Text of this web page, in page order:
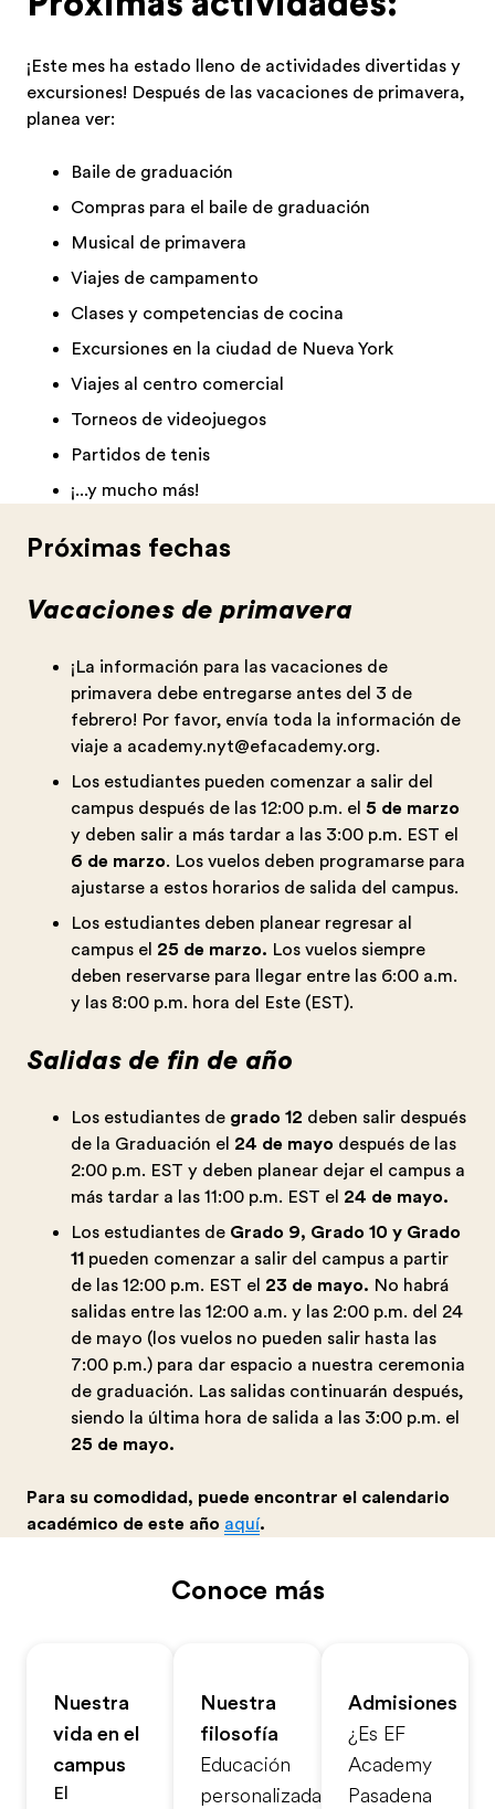
¡Este mes ha estado lleno de actividades divertidas y
excursiones! Después de las vacaciones de primavera,
planea ver:
Baile de graduación
Compras para el baile de graduación
Musical de primavera
Viajes de campamento
Clases y competencias de cocina
Excursiones en la ciudad de Nueva York
Viajes al centro comercial
Torneos de videojuegos
Partidos de tenis
¡...y mucho más!
Próximas fechas
Vacaciones de primavera
¡La información para las vacaciones de
primavera debe entregarse antes del 3 de
febrero! Por favor, envía toda la información de
viaje a academy.nyt@efacademy.org.
Los estudiantes pueden comenzar a salir del
campus después de las 12:00 p.m. el 5 de marzo
y deben salir a más tardar a las 3:00 p.m. EST el
6 de marzo. Los vuelos deben programarse para
ajustarse a estos horarios de salida del campus.
Los estudiantes deben planear regresar al
campus el 25 de marzo. Los vuelos siempre
deben reservarse para llegar entre las 6:00 a.m.
y las 8:00 p.m. hora del Este (EST).
Salidas de fin de año
Los estudiantes de grado 12 deben salir después
de la Graduación el 24 de mayo después de las
2:00 p.m. EST y deben planear dejar el campus a
más tardar a las 11:00 p.m. EST el 24 de mayo.
Los estudiantes de Grado 9, Grado 10 y Grado
11 pueden comenzar a salir del campus a partir
de las 12:00 p.m. EST el 23 de mayo. No habrá
salidas entre las 12:00 a.m. y las 2:00 p.m. del 24
de mayo (los vuelos no pueden salir hasta las
7:00 p.m.) para dar espacio a nuestra ceremonia
de graduación. Las salidas continuarán después,
siendo la última hora de salida a las 3:00 p.m. el
25 de mayo.
Para su comodidad, puede encontrar el calendario
académico de este año aquí.
Conoce más
Nuestra
vida en el
campus
El
Nuestra
filosofía
Educación
personalizada:
Admisiones
¿Es EF
Academy
Pasadena